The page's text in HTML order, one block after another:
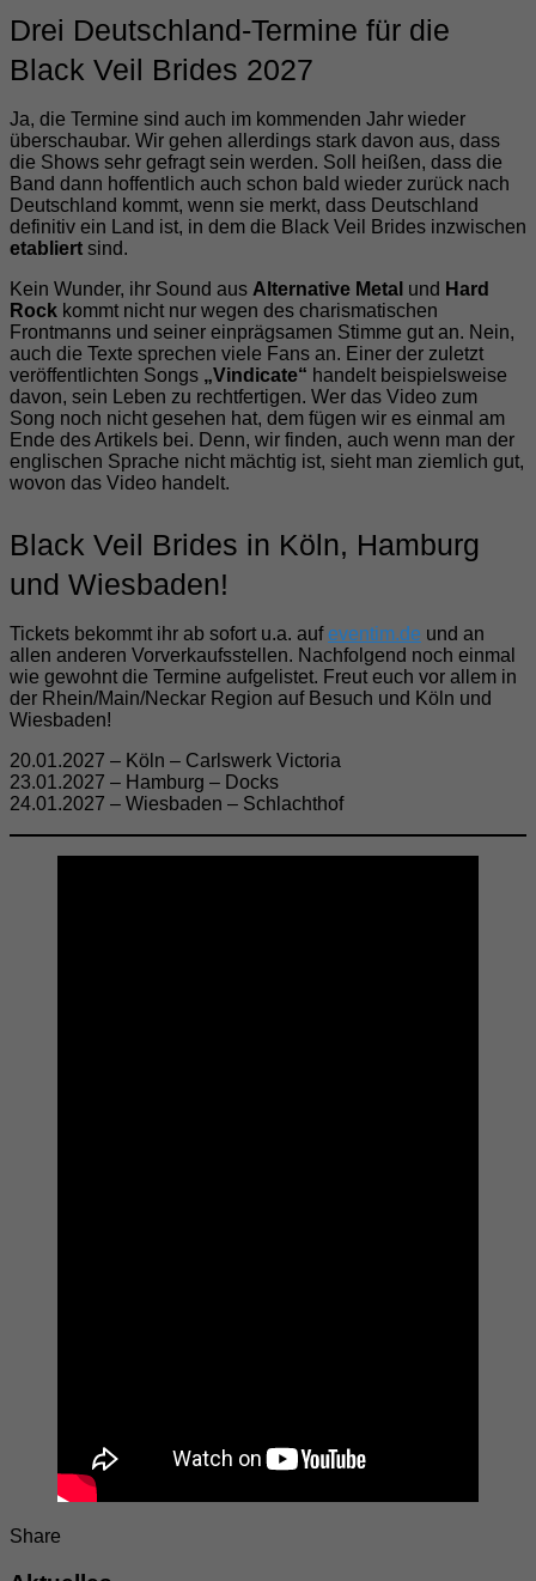
Drei Deutschland-Termine für die
Black Veil Brides 2027
Ja, die Termine sind auch im kommenden Jahr wieder
überschaubar. Wir gehen allerdings stark davon aus, dass
die Shows sehr gefragt sein werden. Soll heißen, dass die
Band dann hoffentlich auch schon bald wieder zurück nach
Deutschland kommt, wenn sie merkt, dass Deutschland
definitiv ein Land ist, in dem die Black Veil Brides inzwischen
etabliert sind.
Kein Wunder, ihr Sound aus Alternative Metal und Hard
Rock kommt nicht nur wegen des charismatischen
Frontmanns und seiner einprägsamen Stimme gut an. Nein,
auch die Texte sprechen viele Fans an. Einer der zuletzt
veröffentlichten Songs „Vindicate“ handelt beispielsweise
davon, sein Leben zu rechtfertigen. Wer das Video zum
Song noch nicht gesehen hat, dem fügen wir es einmal am
Ende des Artikels bei. Denn, wir finden, auch wenn man der
englischen Sprache nicht mächtig ist, sieht man ziemlich gut,
wovon das Video handelt.
Black Veil Brides in Köln, Hamburg
und Wiesbaden!
Tickets bekommt ihr ab sofort u.a. aufeventim.de und an
allen anderen Vorverkaufsstellen. Nachfolgend noch einmal
wie gewohnt die Termine aufgelistet. Freut euch vor allem in
der Rhein/Main/Neckar Region auf Besuch und Köln und
Wiesbaden!
20.01.2027 – Köln – Carlswerk Victoria
23.01.2027 – Hamburg – Docks
24.01.2027 – Wiesbaden – Schlachthof
Share